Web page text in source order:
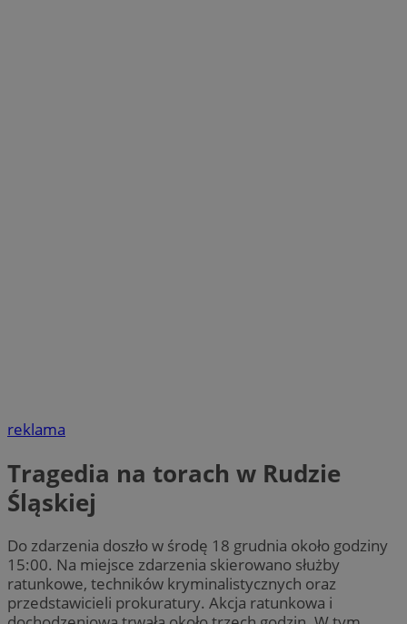
reklama
Tragedia na torach w Rudzie
Śląskiej
Do zdarzenia doszło w środę 18 grudnia około godziny
15:00. Na miejsce zdarzenia skierowano służby
ratunkowe, techników kryminalistycznych oraz
przedstawicieli prokuratury. Akcja ratunkowa i